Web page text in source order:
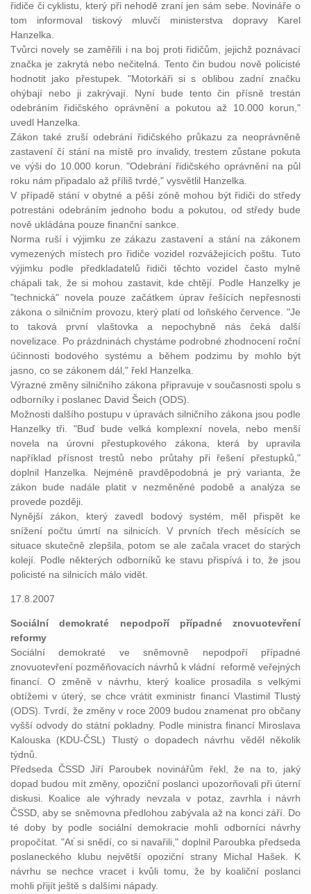
řidiče či cyklistu, který při nehodě zraní jen sám sebe. Novináře o
tom informoval tiskový mluvčí ministerstva dopravy Karel
Hanzelka.
Tvůrci novely se zaměřili i na boj proti řidičům, jejichž poznávací
značka je zakrytá nebo nečitelná. Tento čin budou nově policisté
hodnotit jako přestupek. "Motorkáři si s oblibou zadní značku
ohýbají nebo ji zakrývají. Nyní bude tento čin přísně trestán
odebráním řidičského oprávnění a pokutou až 10.000 korun,"
uvedl Hanzelka.
Zákon také zruší odebrání řidičského průkazu za neoprávněně
zastavení čí stání na místě pro invalidy, trestem zůstane pokuta
ve výši do 10.000 korun. "Odebrání řidičského oprávnění na půl
roku nám připadalo až příliš tvrdé," vysvětlil Hanzelka.
V případě stání v obytné a pěší zóně mohou být řidiči do středy
potrestáni odebráním jednoho bodu a pokutou, od středy bude
nově ukládána pouze finanční sankce.
Norma ruší i výjimku ze zákazu zastavení a stání na zákonem
vymezených místech pro řidiče vozidel rozvážejících poštu. Tuto
výjimku podle předkladatelů řidiči těchto vozidel často mylně
chápali tak, že si mohou zastavit, kde chtějí. Podle Hanzelky je
"technická" novela pouze začátkem úprav řešících nepřesnosti
zákona o silničním provozu, který platí od loňského července. "Je
to taková první vlaštovka a nepochybně nás čeká další
novelizace. Po prázdninách chystáme podrobné zhodnocení roční
účinnosti bodového systému a během podzimu by mohlo být
jasno, co se zákonem dál," řekl Hanzelka.
Výrazné změny silničního zákona připravuje v současnosti spolu s
odborníky i poslanec David Šeich (ODS).
Možnosti dalšího postupu v úpravách silničního zákona jsou podle
Hanzelky tři. "Buď bude velká komplexní novela, nebo menší
novela na úrovni přestupkového zákona, která by upravila
například přísnost trestů nebo průtahy při řešení přestupků,"
doplnil Hanzelka. Nejméně pravděpodobná je prý varianta, že
zákon bude nadále platit v nezměněné podobě a analýza se
provede později.
Nynější zákon, který zavedl bodový systém, měl přispět ke
snížení počtu úmrtí na silnicích. V prvních třech měsících se
situace skutečně zlepšila, potom se ale začala vracet do starých
kolejí. Podle některých odborníků ke stavu přispívá i to, že jsou
policisté na silnicích málo vidět.
17.8.2007
Sociální demokraté nepodpoří případné znovuotevření
reformy
Sociální demokraté ve sněmovně nepodpoří případné
znovuotevření pozměňovacích návrhů k vládní reformě veřejných
financí. O změně v návrhu, který koalice prosadila s velkými
obtížemi v úterý, se chce vrátit exministr financí Vlastimil Tlustý
(ODS). Tvrdí, že změny v roce 2009 budou znamenat pro občany
vyšší odvody do státní pokladny. Podle ministra financí Miroslava
Kalouska (KDU-ČSL) Tlustý o dopadech návrhu věděl několik
týdnů.
Předseda ČSSD Jiří Paroubek novinářům řekl, že na to, jaký
dopad budou mít změny, opoziční poslanci upozorňovali při úterní
diskusi. Koalice ale výhrady nevzala v potaz, zavrhla i návrh
ČSSD, aby se sněmovna předlohou zabývala až na konci září. Do
té doby by podle sociální demokracie mohli odborníci návrhy
propočítat. "Ať si snědí, co si navařili," doplnil Paroubka předseda
poslaneckého klubu největší opoziční strany Michal Hašek. K
návrhu se nechce vracet i kvůli tomu, že by koaliční poslanci
mohli přijít ještě s dalšími nápady.